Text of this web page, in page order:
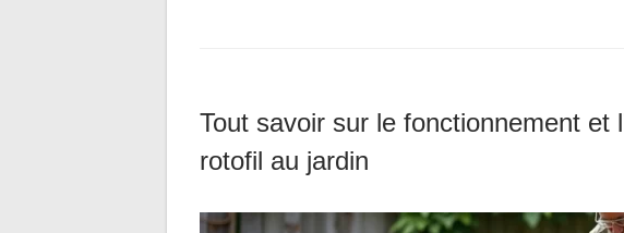
Tout savoir sur le fonctionnement et
rotofil au jardin